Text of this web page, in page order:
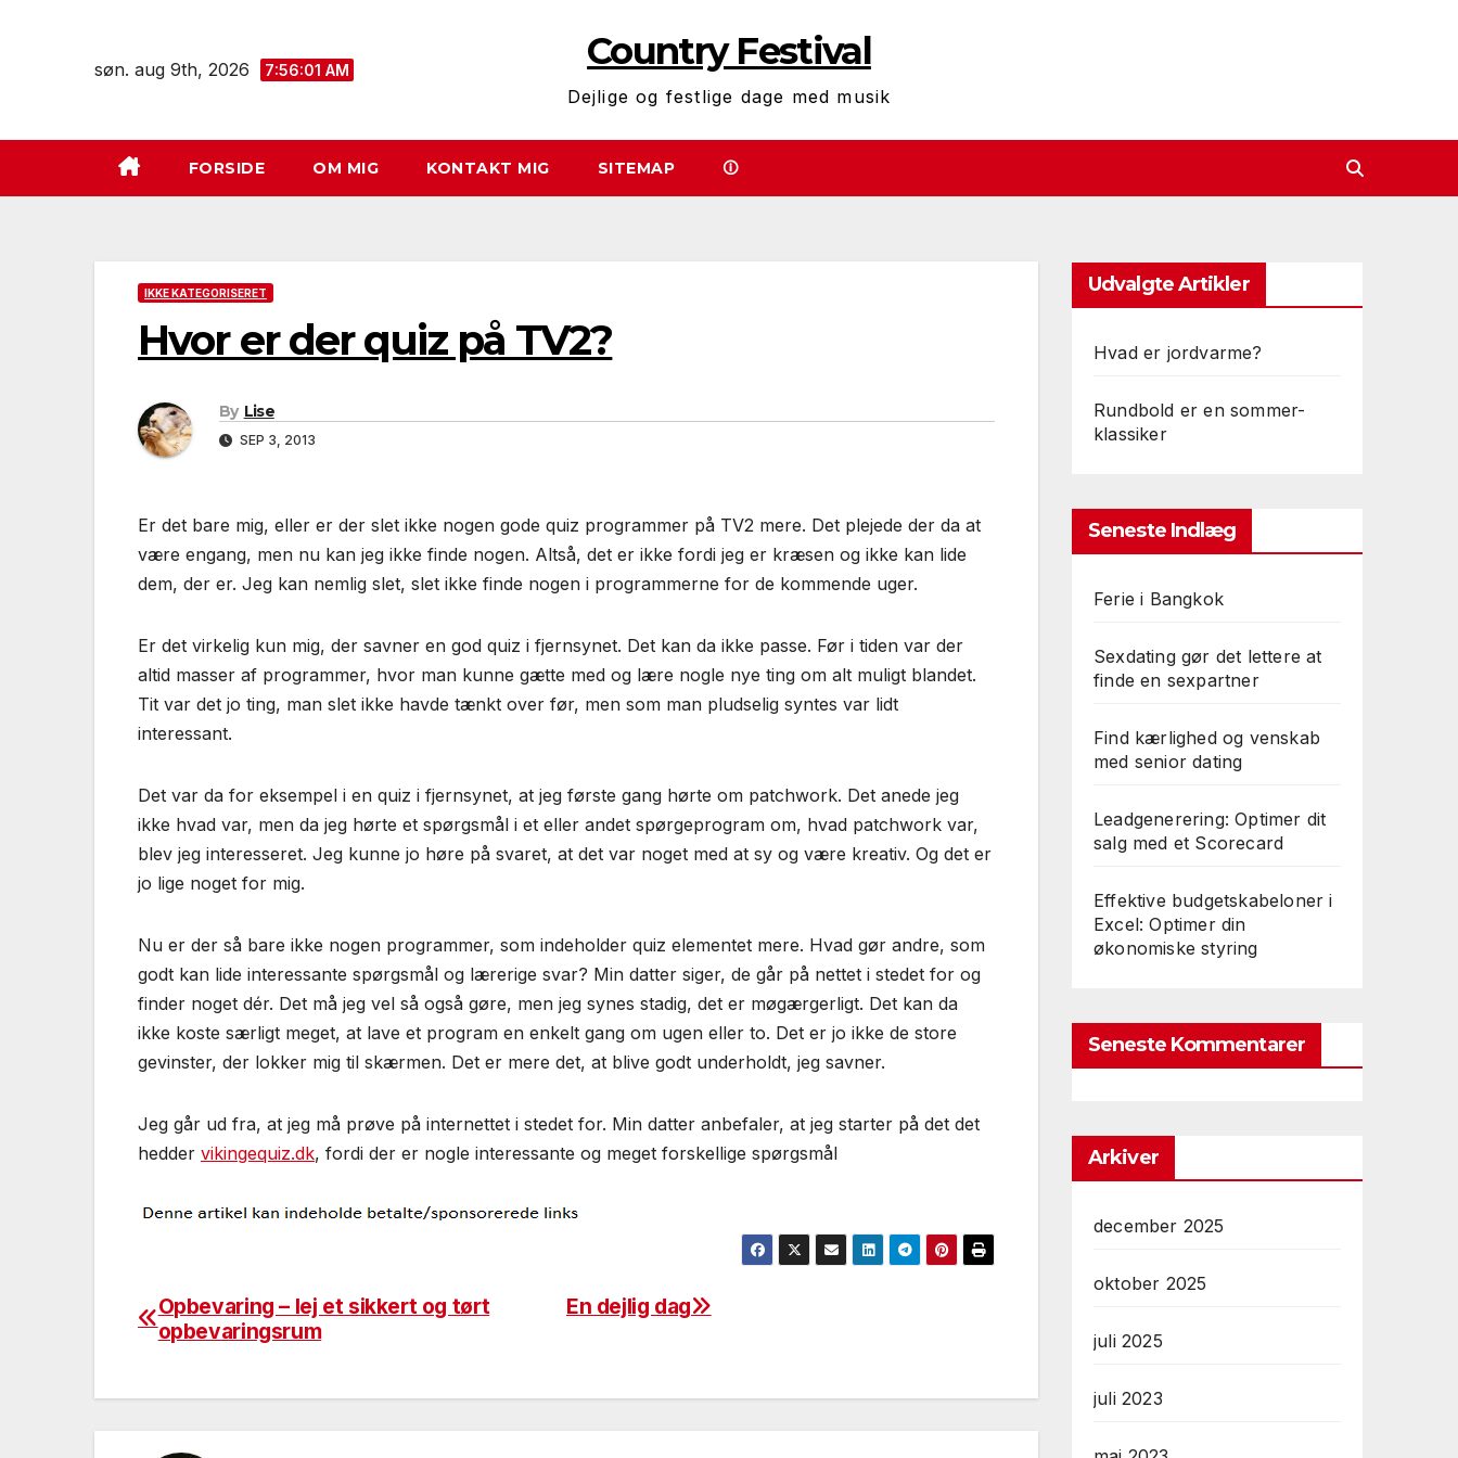
søn. aug 9th, 2026 7:56:02 AM Country Festival
Dejlige og festlige dage med musik
FORSIDE OM MIG KONTAKT MIG SITEMAP 🛈
IKKE KATEGORISERET
Hvor er der quiz på TV2?
By Lise
SEP 3, 2013
Er det bare mig, eller er der slet ikke nogen gode quiz programmer på TV2 mere. Det plejede der da at
være engang, men nu kan jeg ikke finde nogen. Altså, det er ikke fordi jeg er kræsen og ikke kan lide
dem, der er. Jeg kan nemlig slet, slet ikke finde nogen i programmerne for de kommende uger.
Er det virkelig kun mig, der savner en god quiz i fjernsynet. Det kan da ikke passe. Før i tiden var der
altid masser af programmer, hvor man kunne gætte med og lære nogle nye ting om alt muligt blandet.
Tit var det jo ting, man slet ikke havde tænkt over før, men som man pludselig syntes var lidt
interessant.
Det var da for eksempel i en quiz i fjernsynet, at jeg første gang hørte om patchwork. Det anede jeg
ikke hvad var, men da jeg hørte et spørgsmål i et eller andet spørgeprogram om, hvad patchwork var,
blev jeg interesseret. Jeg kunne jo høre på svaret, at det var noget med at sy og være kreativ. Og det er
jo lige noget for mig.
Nu er der så bare ikke nogen programmer, som indeholder quiz elementet mere. Hvad gør andre, som
godt kan lide interessante spørgsmål og lærerige svar? Min datter siger, de går på nettet i stedet for og
finder noget dér. Det må jeg vel så også gøre, men jeg synes stadig, det er møgærgerligt. Det kan da
ikke koste særligt meget, at lave et program en enkelt gang om ugen eller to. Det er jo ikke de store
gevinster, der lokker mig til skærmen. Det er mere det, at blive godt underholdt, jeg savner.
Jeg går ud fra, at jeg må prøve på internettet i stedet for. Min datter anbefaler, at jeg starter på det det
hedder vikingequiz.dk, fordi der er nogle interessante og meget forskellige spørgsmål
Indlægsnavigation En dejlig dag
Opbevaring – lej et sikkert og tørt
opbevaringsrum
Udvalgte Artikler
Hvad er jordvarme?
Rundbold er en sommer-
klassiker
Seneste Indlæg
Ferie i Bangkok
Sexdating gør det lettere at
finde en sexpartner
Find kærlighed og venskab
med senior dating
Leadgenerering: Optimer dit
salg med et Scorecard
Effektive budgetskabeloner i
Excel: Optimer din
økonomiske styring
Seneste Kommentarer
Arkiver
december 2025
oktober 2025
juli 2025
juli 2023